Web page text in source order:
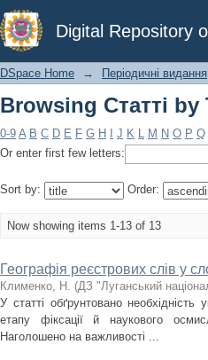
Digital Repository
Browsing Статті by
DSpace Home → Періодичні видання
Browsing Статті by
0-9 A B C D E F G H J K L M N O P Q
Or enter first few letters:
Sort by: Order:
Now showing items 1-13 of 13
Географія реєстрових слів у
Клименко, Н. (ДЗ "Луганський
У статті обґрунтовано
етапу фіксації й наукового
Наголошено на важливості ...